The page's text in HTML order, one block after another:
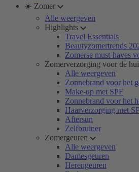
☀️ Zomer
Alle weergeven
Highlights
Travel Essentials
Beautyzomertrends
Zomerse must-haves
Zomerverzorging voor de
Alle weergeven
Zonnebrand voor het
Make-up met SPF
Zonnebrand voor het
Haarverzorging met
Aftersun
Zelfbruiner
Zomergeuren
Alle weergeven
Damesgeuren
Herengeuren